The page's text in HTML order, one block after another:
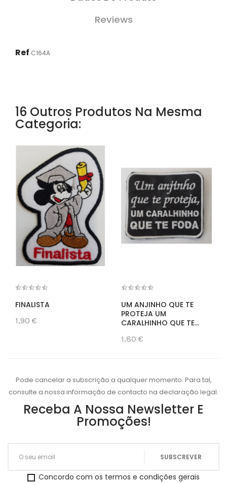
Reviews
Ref C164A
16 Outros Produtos Na Mesma
Categoria:
FINALISTA
1,90 €
UM ANJINHO QUE TE
PROTEJA UM
CARALHINHO QUE TE...
1,80 €
Pode cancelar a subscrição a qualquer momento. Para tal,
consulte a nossa informação de contacto na declaração legal.
Receba A Nossa Newsletter E
Promoções!
Concordo com os termos e condições gerais